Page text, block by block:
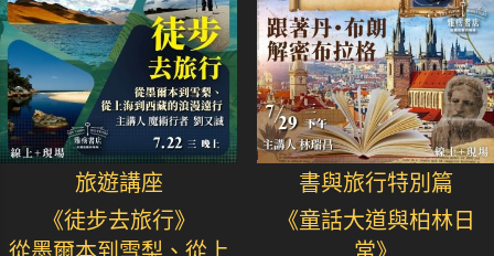
旅遊講座
《徒步去旅行》
書與旅行特別篇
《童話大道與柏林日